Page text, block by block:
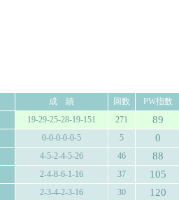
成 績 回数
PW指数
19-29-25-28-19-151 271 89
0-0-0-0-0-5 5 0
4-5-2-4-5-26 46 88
2-4-8-6-1-16 37 105
2-3-4-2-3-16 30 120